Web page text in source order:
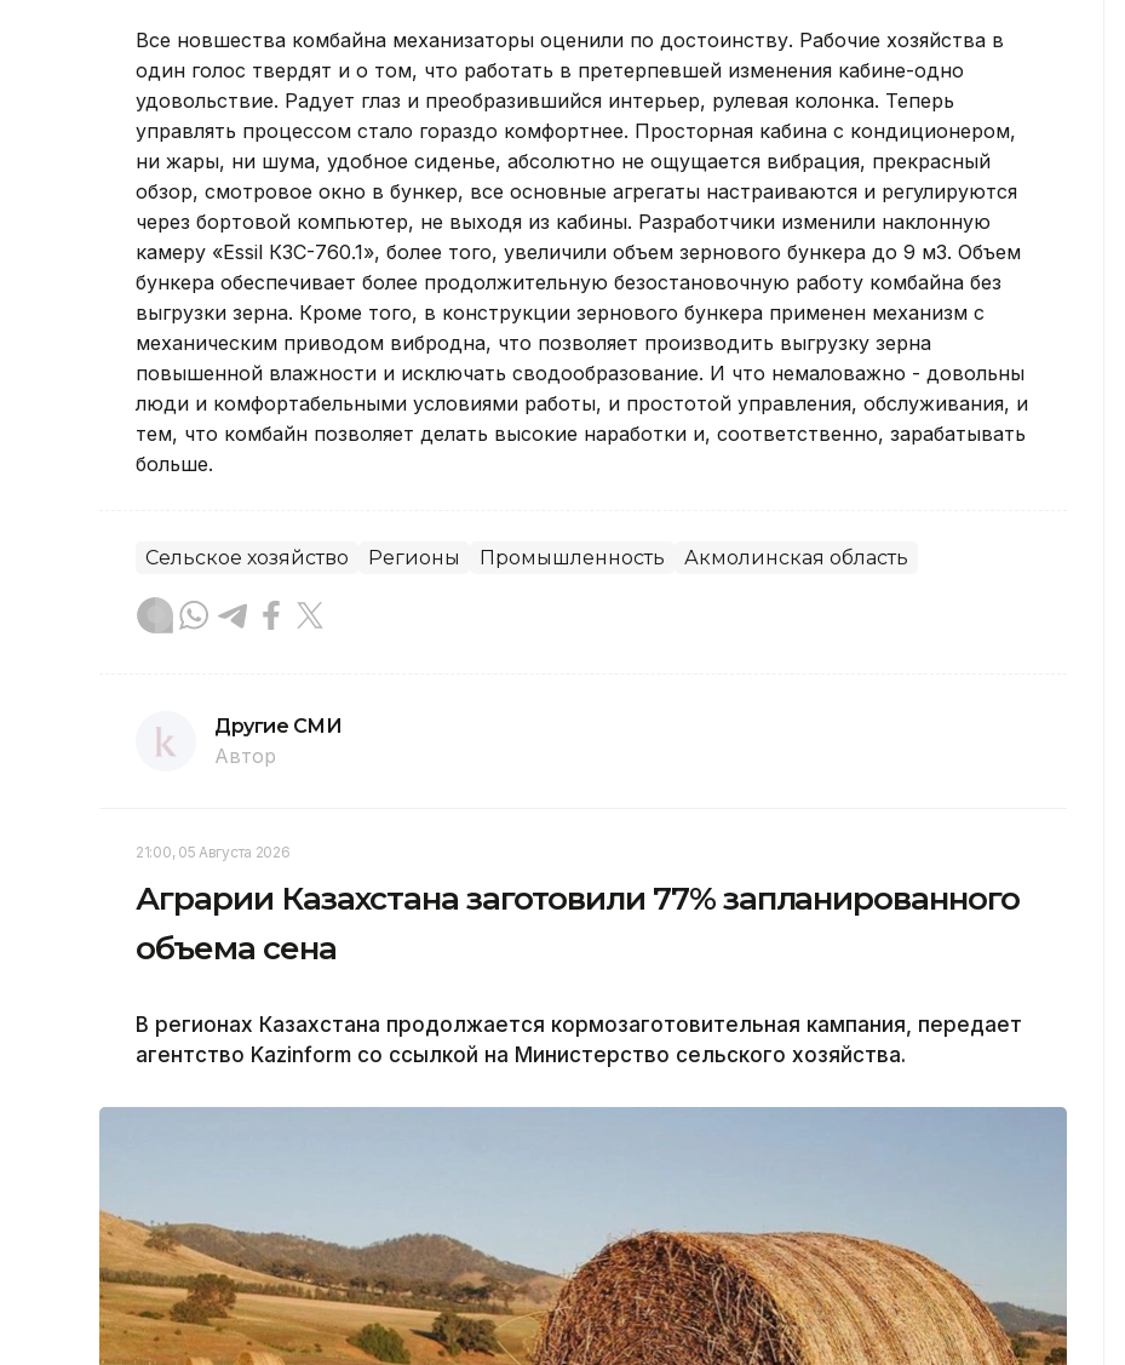
Все новшества комбайна механизаторы оценили по достоинству. Рабочие хозяйства в
один голос твердят и о том, что работать в претерпевшей изменения кабине-одно
удовольствие. Радует глаз и преобразившийся интерьер, рулевая колонка. Теперь
управлять процессом стало гораздо комфортнее. Просторная кабина с кондиционером,
ни жары, ни шума, удобное сиденье, абсолютно не ощущается вибрация, прекрасный
обзор, смотровое окно в бункер, все основные агрегаты настраиваются и регулируются
через бортовой компьютер, не выходя из кабины. Разработчики изменили наклонную
камеру «Essil КЗС-760.1», более того, увеличили объем зернового бункера до 9 м3. Объем
бункера обеспечивает более продолжительную безостановочную работу комбайна без
выгрузки зерна. Кроме того, в конструкции зернового бункера применен механизм с
механическим приводом вибродна, что позволяет производить выгрузку зерна
повышенной влажности и исключать сводообразование. И что немаловажно - довольны
люди и комфортабельными условиями работы, и простотой управления, обслуживания, и
тем, что комбайн позволяет делать высокие наработки и, соответственно, зарабатывать
больше.
Сельское хозяйство Регионы Промышленность Акмолинская область
Другие СМИ
Автор
21:00, 05 Августа 2026
Аграрии Казахстана заготовили 77% запланированного
объема сена
В регионах Казахстана продолжается кормозаготовительная кампания, передает
агентство Kazinform со ссылкой на Министерство сельского хозяйства.